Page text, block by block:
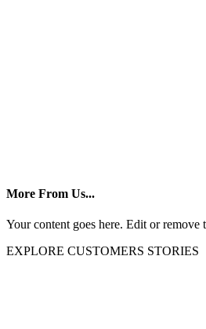
More From Us...
Your content goes here. Edit or remove
EXPLORE CUSTOMERS STORIES